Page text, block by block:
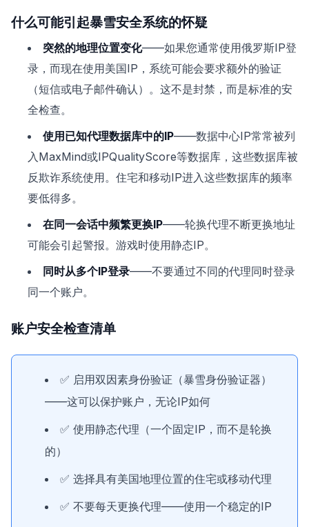
什么可能引起暴雪安全系统的怀疑
突然的地理位置变化——如果您通常使用俄罗斯IP登
录，而现在使用美国IP，系统可能会要求额外的验证
（短信或电子邮件确认）。这不是封禁，而是标准的安
全检查。
使用已知代理数据库中的IP——数据中心IP常常被列
入MaxMind或IPQualityScore等数据库，这些数据库被
反欺诈系统使用。住宅和移动IP进入这些数据库的频率
要低得多。
在同一会话中频繁更换IP——轮换代理不断更换地址
可能会引起警报。游戏时使用静态IP。
同时从多个IP登录——不要通过不同的代理同时登录
同一个账户。
账户安全检查清单
✅ 启用双因素身份验证（暴雪身份验证器）
——这可以保护账户，无论IP如何
✅ 使用静态代理（一个固定IP，而不是轮换
的）
✅ 选择具有美国地理位置的住宅或移动代理
✅ 不要每天更换代理——使用一个稳定的IP